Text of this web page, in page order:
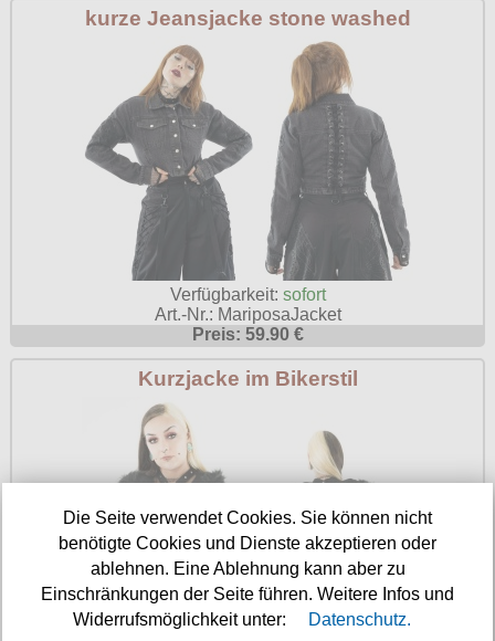
kurze Jeansjacke stone washed
Verfügbarkeit: sofort
Art.-Nr.: MariposaJacket
Preis: 59.90 €
Kurzjacke im Bikerstil
Die Seite verwendet Cookies. Sie können nicht
benötigte Cookies und Dienste akzeptieren oder
ablehnen. Eine Ablehnung kann aber zu
Einschränkungen der Seite führen. Weitere Infos und
Widerrufsmöglichkeit unter:
Datenschutz.